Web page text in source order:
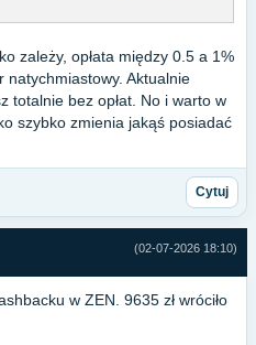
zależy, opłata między 0.5 a 1%
natychmiastowy. Aktualnie
totalnie bez opłat. No i warto w
szybko zmienia jakąś posiadać
Cytuj
(02-07-2026 18:10)
w ZEN. 9635 zł wróciło